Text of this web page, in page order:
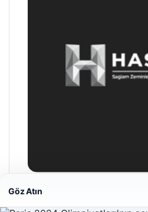
Enes Kaplan Avukatlık Bürosu
Göz Atın